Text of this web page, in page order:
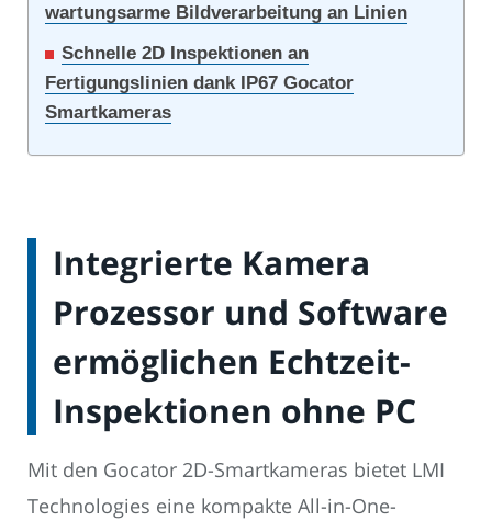
wartungsarme Bildverarbeitung an Linien
Schnelle 2D Inspektionen an
Fertigungslinien dank IP67 Gocator
Smartkameras
Integrierte Kamera
Prozessor und Software
ermöglichen Echtzeit-
Inspektionen ohne PC
Mit den Gocator 2D-Smartkameras bietet LMI
Technologies eine kompakte All-in-One-